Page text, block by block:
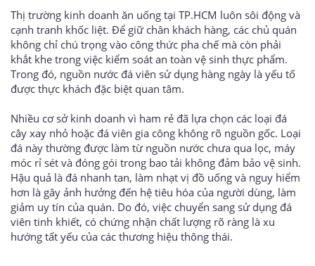
Thị trường kinh doanh ăn uống tại TP.HCM luôn sôi động và
cạnh tranh khốc liệt. Để giữ chân khách hàng, các chủ quán
không chỉ chú trọng vào công thức pha chế mà còn phải
khắt khe trong việc kiểm soát an toàn vệ sinh thực phẩm.
Trong đó, nguồn nước đá viên sử dụng hàng ngày là yếu tố
được thực khách đặc biệt quan tâm.
Nhiều cơ sở kinh doanh vì ham rẻ đã lựa chọn các loại đá
cây xay nhỏ hoặc đá viên gia công không rõ nguồn gốc. Loại
đá này thường được làm từ nguồn nước chưa qua lọc, máy
móc rỉ sét và đóng gói trong bao tải không đảm bảo vệ sinh.
Hậu quả là đá nhanh tan, làm nhạt vị đồ uống và nguy hiểm
hơn là gây ảnh hưởng đến hệ tiêu hóa của người dùng, làm
giảm uy tín của quán. Do đó, việc chuyển sang sử dụng đá
viên tinh khiết, có chứng nhận chất lượng rõ ràng là xu
hướng tất yếu của các thương hiệu thông thái.